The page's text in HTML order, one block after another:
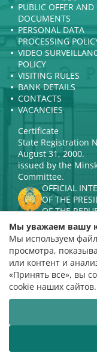
PUBLIC OFFER AND
DOCUMENTS
PERSONAL DATA
PROCESSING
VIDEO
POLICY
VISITING RULES
BANK DETAILS
CONTACTS
VACANCIES
Certificate
State Registration
August 31, 2000.
issued by the
Committee.
OFFICIAL
OF THE
OF THE
MINISTRY OF
REPUBLIC OF
PORTAL
RATING
Rating 4.9
based on 112
The
Мы уважаем вашу
Мы используем
просмотра,
или контент и
«Принять все», вы
cookie наших сайтов.